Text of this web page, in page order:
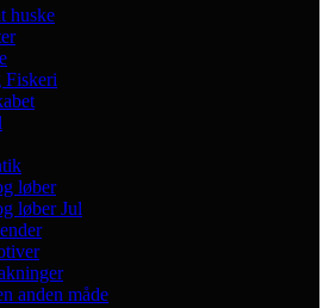
huske
Fiskeri
løber
løber Jul
anden måde